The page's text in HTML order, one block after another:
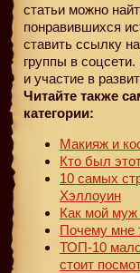
статьи можно
понравившихся
ставить ссылку
группы в
и участие в
Читайте также
категории:
Макияж и
Кто был
10 самых
Хэллоуин
Как мой муж
Почему мне
ТОП-10
стоит